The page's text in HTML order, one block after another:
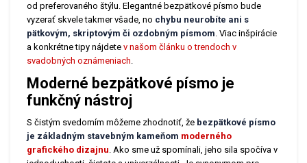
od preferovaného štýlu. Elegantné bezpätkové písmo bude
vyzerať skvele takmer všade, no chybu neurobíte ani s
pätkovým, skriptovým či ozdobným písmom. Viac inšpirácie
a konkrétne tipy nájdete v našom článku o trendoch v
svadobných oznámeniach.
Moderné bezpätkové písmo je
funkčný nástroj
S čistým svedomím môžeme zhodnotiť, že bezpätkové písmo
je základným stavebným kameňom moderného
grafického dizajnu. Ako sme už spomínali, jeho sila spočíva v